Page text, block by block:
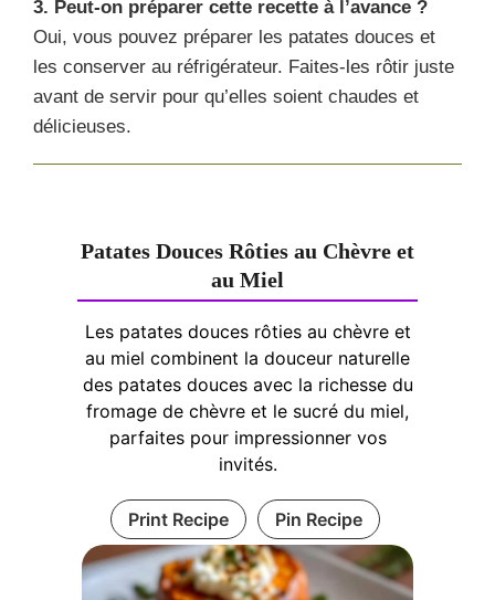
3. Peut-on préparer cette recette à l’avance ?
Oui, vous pouvez préparer les patates douces et
les conserver au réfrigérateur. Faites-les rôtir juste
avant de servir pour qu’elles soient chaudes et
délicieuses.
Patates Douces Rôties au Chèvre et
au Miel
Les patates douces rôties au chèvre et
au miel combinent la douceur naturelle
des patates douces avec la richesse du
fromage de chèvre et le sucré du miel,
parfaites pour impressionner vos
invités.
Print Recipe Pin Recipe